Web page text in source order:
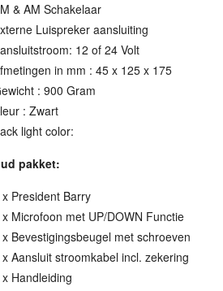
& AM Schakelaar
Luispreker aansluiting
12 of 24 Volt
in mm : 45 x 125 x 175
: 900 Gram
: Zwart
light color:
pakket:
x President Barry
x Microfoon met UP/DOWN Functie
x Bevestigingsbeugel met schroeven
x Aansluit stroomkabel incl. zekering
x Handleiding